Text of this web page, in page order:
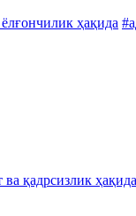
ҳақида
қадрсизлик ҳақида